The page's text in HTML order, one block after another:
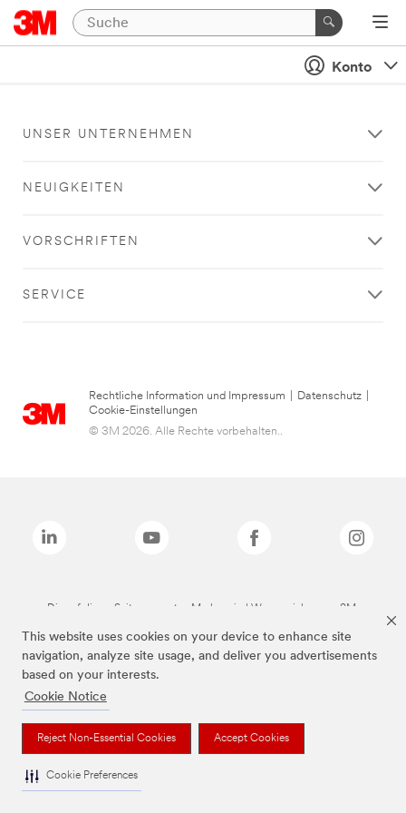
This website uses cookies on your device to enhance site
navigation, analyze site usage, and deliver you advertisements
based on your interests.
Cookie Notice
Reject Non-Essential Cookies Accept Cookies
Cookie Preferences
Konto
UNSER UNTERNEHMEN
NEUIGKEITEN
VORSCHRIFTEN
SERVICE
Rechtliche Information und Impressum Datenschutz
Cookie-Einstellungen
© 3M 2026. Alle Rechte vorbehalten..
Die auf dieser Seite genannten Marken sind Warenzeichen von 3M.